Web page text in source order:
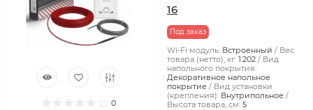
0
16
Под заказ
Wi-Fi модуль: Встроенный
Вес
товара (нетто), кг: 1.202
Вид
напольного покрытия:
Декоративное напольное
покрытие
Вид установки
(крепления): Внутрипольное
Высота товара, см: 5